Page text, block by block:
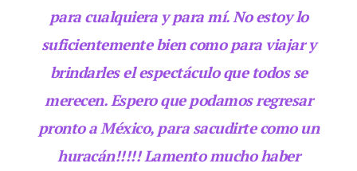
para cualquiera y para mí. No estoy lo
suficientemente bien como para viajar y
brindarles el espectáculo que todos se
merecen. Espero que podamos regresar
pronto a México, para sacudirte como un
huracán!!!!! Lamento mucho haber